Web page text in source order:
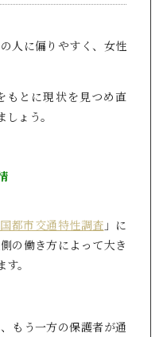
人に偏りやすく、女性
もとに現状を見つめ直
ょう。
都市交通特性調査 」に
の働き方によって大き
。
もう一方の保護者が通